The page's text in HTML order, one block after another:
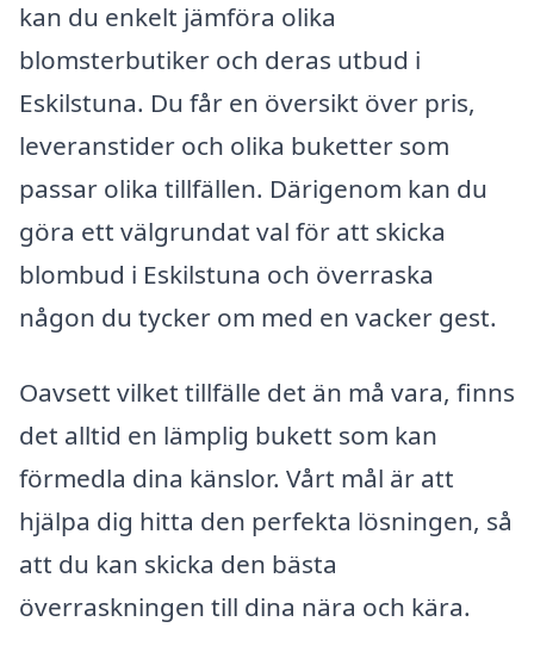
kan du enkelt jämföra olika
blomsterbutiker och deras utbud i
Eskilstuna. Du får en översikt över pris,
leveranstider och olika buketter som
passar olika tillfällen. Därigenom kan du
göra ett välgrundat val för att skicka
blombud i Eskilstuna och överraska
någon du tycker om med en vacker gest.
Oavsett vilket tillfälle det än må vara, finns
det alltid en lämplig bukett som kan
förmedla dina känslor. Vårt mål är att
hjälpa dig hitta den perfekta lösningen, så
att du kan skicka den bästa
överraskningen till dina nära och kära.